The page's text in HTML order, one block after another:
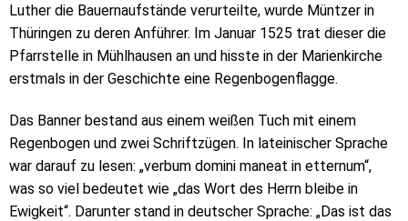
Luther die Bauernaufstände verurteilte, wurde Müntzer in
Thüringen zu deren Anführer. Im Januar 1525 trat dieser die
Pfarrstelle in Mühlhausen an und hisste in der Marienkirche
erstmals in der Geschichte eine Regenbogenflagge.
Das Banner bestand aus einem weißen Tuch mit einem
Regenbogen und zwei Schriftzügen. In lateinischer Sprache
war darauf zu lesen: „verbum domini maneat in etternum“,
was so viel bedeutet wie „das Wort des Herrn bleibe in
Ewigkeit“. Darunter stand in deutscher Sprache: „Das ist das